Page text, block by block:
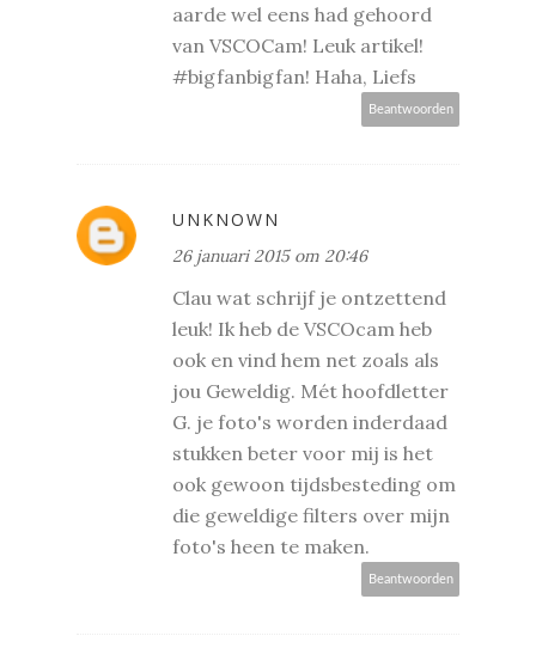
aarde wel eens had gehoord
van VSCOCam! Leuk artikel!
#bigfanbigfan! Haha, Liefs
Beantwoorden
UNKNOWN
26 januari 2015 om 20:46
Clau wat schrijf je ontzettend
leuk! Ik heb de VSCOcam heb
ook en vind hem net zoals als
jou Geweldig. Mét hoofdletter
G. je foto's worden inderdaad
stukken beter voor mij is het
ook gewoon tijdsbesteding om
die geweldige filters over mijn
foto's heen te maken.
Beantwoorden